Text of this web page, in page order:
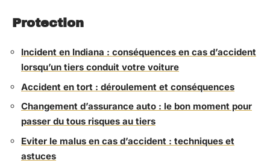
Protection
Incident en Indiana : conséquences en cas d’accident
lorsqu’un tiers conduit votre voiture
Accident en tort : déroulement et conséquences
Changement d’assurance auto : le bon moment pour
passer du tous risques au tiers
Eviter le malus en cas d’accident : techniques et
astuces